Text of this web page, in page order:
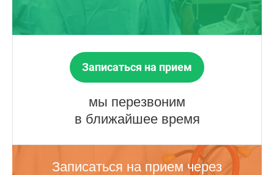
Записаться на прием
мы перезвоним
в ближайшее время
Записаться на прием через